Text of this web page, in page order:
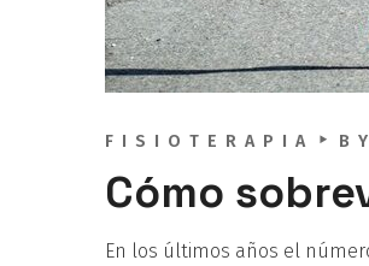
FISIOTERAPIA
Cómo
En los últimos años el